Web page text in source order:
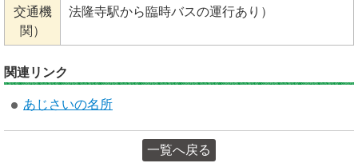
交通機
関）
法隆寺駅から臨時バスの運行あり）
関連リンク
あじさいの名所
一覧へ戻る